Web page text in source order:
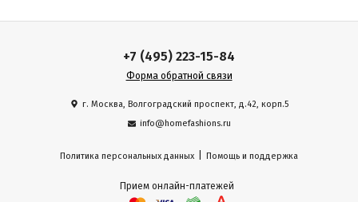
+7 (495) 223-15-84
Форма обратной связи
г. Москва, Волгоградский проспект, д.42, корп.5
info@homefashions.ru
Политика персональных данных Помощь и поддержка
Прием онлайн-платежей